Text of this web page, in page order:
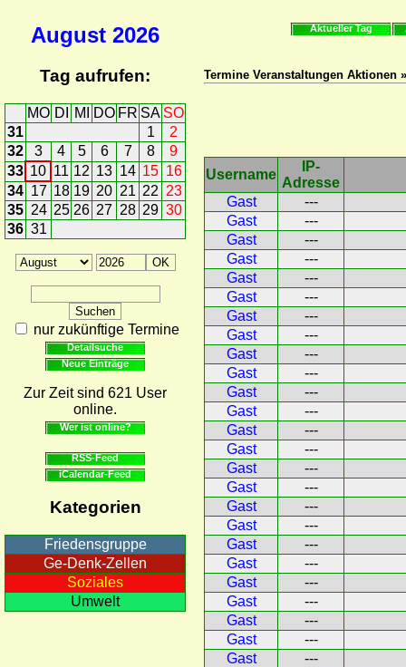
August 2026
Tag aufrufen:
MO DI MI DO FR SA SO
31
1
2
32
3 4 5 6 7 8
9
33 10 11 12 13 14 15 16
34 17 18 19 20 21 22 23
35 24 25 26 27 28 29 30
36 31
nur zukünftige Termine
Detailsuche
Neue Einträge
Zur Zeit sind 621 User
online.
Wer ist online?
RSS-Feed
iCalendar-Feed
Kategorien
Friedensgruppe
Ge-Denk-Zellen
Soziales
Umwelt
Aktueller Tag
Termine Veranstaltungen Aktionen
Username
IP-
Adresse
Gast
---
Gast
---
Gast
---
Gast
---
Gast
---
Gast
---
Gast
---
Gast
---
Gast
---
Gast
---
Gast
---
Gast
---
Gast
---
Gast
---
Gast
---
Gast
---
Gast
---
Gast
---
Gast
---
Gast
---
Gast
---
Gast
---
Gast
---
Gast
---
Gast
---